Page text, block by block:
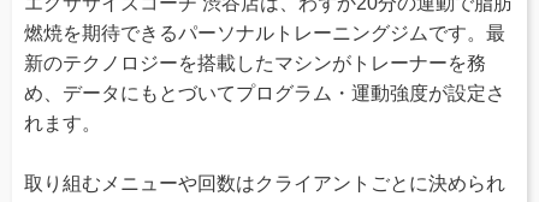
燃焼を期待できるパーソナルトレーニングジムです。最
新のテクノロジーを搭載したマシンがトレーナーを務
め、データにもとづいてプログラム・運動強度が設定さ
れます。
取り組むメニューや回数はクライアントごとに決められ